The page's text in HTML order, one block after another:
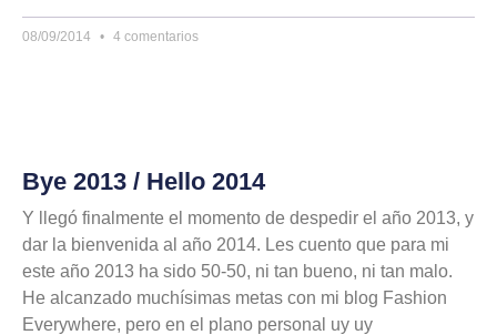
08/09/2014 4 comentarios
Bye 2013 / Hello 2014
Y llegó finalmente el momento de despedir el año 2013, y
dar la bienvenida al año 2014. Les cuento que para mi
este año 2013 ha sido 50-50, ni tan bueno, ni tan malo.
He alcanzado muchísimas metas con mi blog Fashion
Everywhere, pero en el plano personal uy uy